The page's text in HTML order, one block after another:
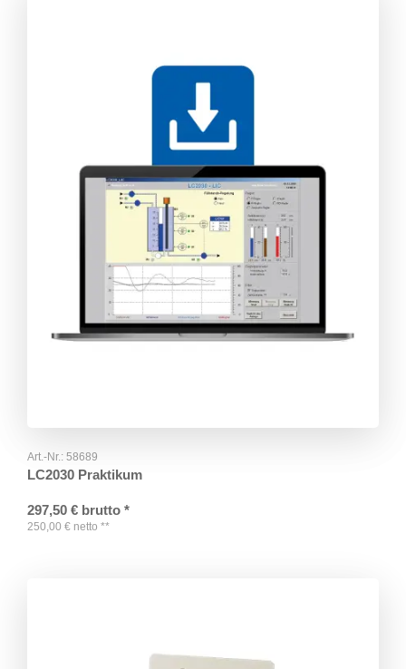
Art.-Nr.: 58689
LC2030 Praktikum
297,50 € brutto *
250,00 € netto **